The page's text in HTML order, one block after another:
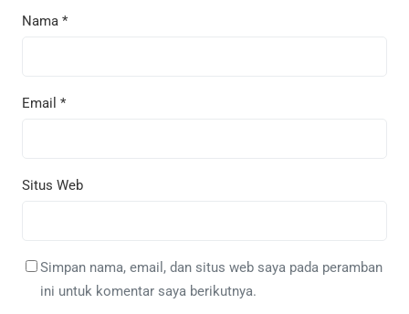
Nama *
Email *
Situs Web
Simpan nama, email, dan situs web saya pada peramban
ini untuk komentar saya berikutnya.